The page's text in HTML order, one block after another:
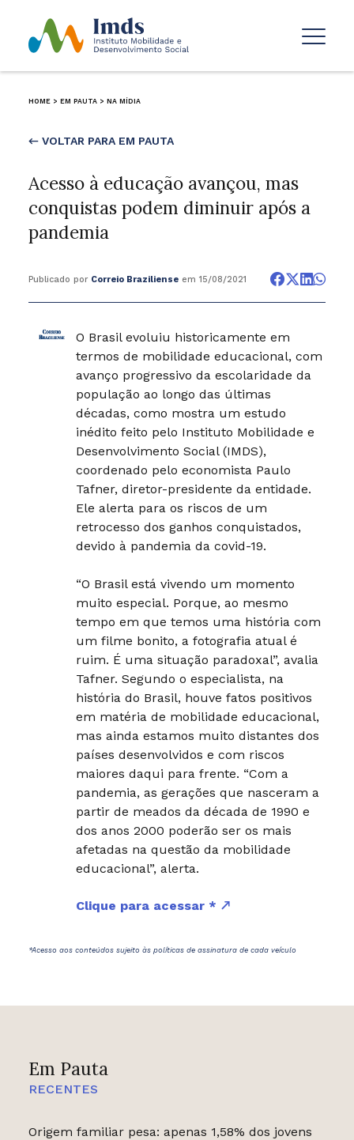
Em Pauta
RECENTES
Origem familiar pesa: apenas 1,58% dos jovens
HOME > EM PAUTA > NA MÍDIA
← VOLTAR PARA EM PAUTA
Acesso à educação avançou, mas
conquistas podem diminuir após a
pandemia
Publicado por Correio Brazilienseem 15/08/2021
O Brasil evoluiu historicamente em
termos de mobilidade educacional, com
avanço progressivo da escolaridade da
população ao longo das últimas
décadas, como mostra um estudo
inédito feito pelo Instituto Mobilidade e
Desenvolvimento Social (IMDS),
coordenado pelo economista Paulo
Tafner, diretor-presidente da entidade.
Ele alerta para os riscos de um
retrocesso dos ganhos conquistados,
devido à pandemia da covid-19.
“O Brasil está vivendo um momento
muito especial. Porque, ao mesmo
tempo em que temos uma história com
um filme bonito, a fotografia atual é
ruim. É uma situação paradoxal”, avalia
Tafner. Segundo o especialista, na
história do Brasil, houve fatos positivos
em matéria de mobilidade educacional,
mas ainda estamos muito distantes dos
países desenvolvidos e com riscos
maiores daqui para frente. “Com a
pandemia, as gerações que nasceram a
partir de meados da década de 1990 e
dos anos 2000 poderão ser os mais
afetadas na questão da mobilidade
educacional”, alerta.
Clique para acessar *
*Acesso aos conteúdos sujeito às políticas de assinatura de cada veículo